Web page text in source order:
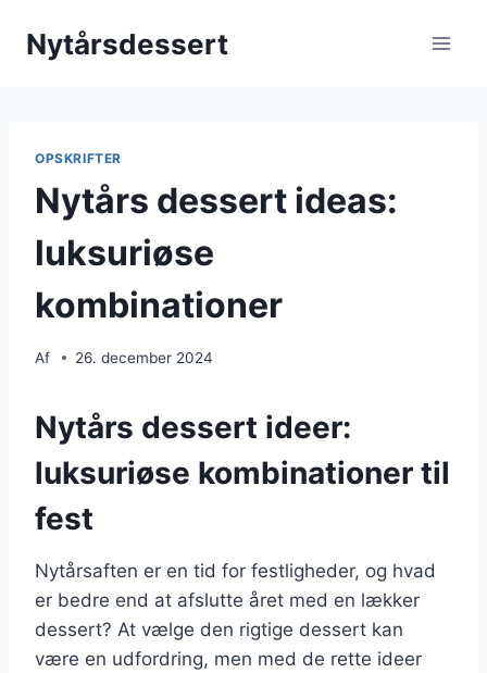
Nytårsdessert
OPSKRIFTER
Nytårs dessert ideas:
luksuriøse
kombinationer
Af 26. december 2024
Nytårs dessert ideer:
luksuriøse kombinationer til
fest
Nytårsaften er en tid for festligheder, og hvad
er bedre end at afslutte året med en lækker
dessert? At vælge den rigtige dessert kan
være en udfordring, men med de rette ideer